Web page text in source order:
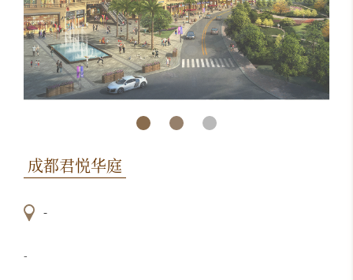
成都君悦华庭
-
-